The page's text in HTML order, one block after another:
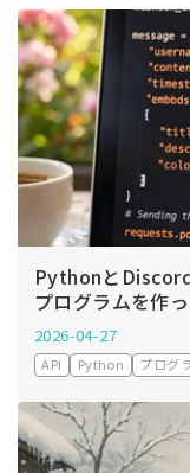
Pythonと
プログラムを作
2026-04-27
API Python プログ